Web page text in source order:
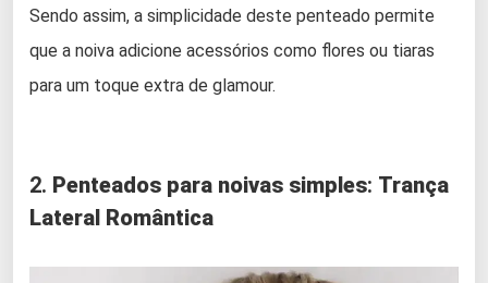
Sendo assim, a simplicidade deste penteado permite
que a noiva adicione acessórios como flores ou tiaras
para um toque extra de glamour.
2. Penteados para noivas simples: Trança
Lateral Romântica